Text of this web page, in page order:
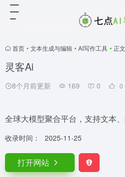
首页 • 文本生成与编辑 • AI写作工具 • 正文
灵客Ai
8个月前更新 169 0 0
全球大模型聚合平台，支持文本、
收录时间： 2025-11-25
打开网站